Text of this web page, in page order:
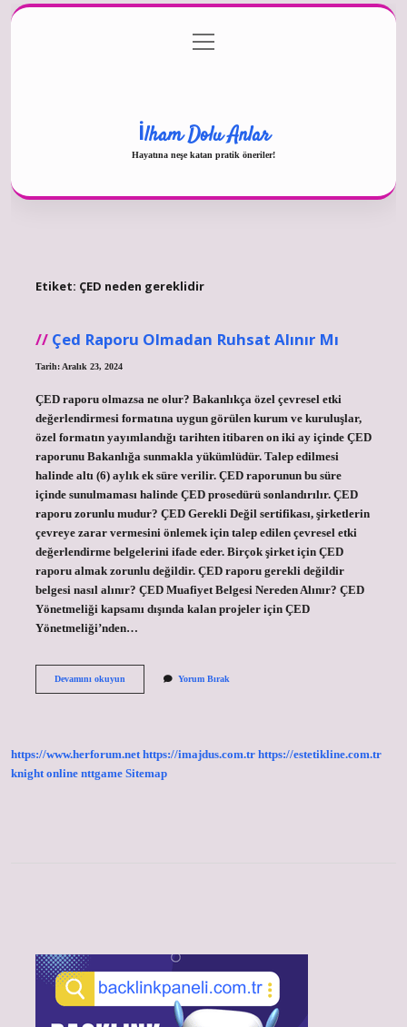
Gizlilik Politikası
menüyü
aç
İlham Dolu Anlar
Hayatına neşe katan pratik öneriler!
Etiket: ÇED neden gereklidir
Çed Raporu Olmadan Ruhsat Alınır Mı
Tarih: Aralık 23, 2024
ÇED raporu olmazsa ne olur? Bakanlıkça özel çevresel etki
değerlendirmesi formatına uygun görülen kurum ve kuruluşlar,
özel formatın yayımlandığı tarihten itibaren on iki ay içinde ÇED
raporunu Bakanlığa sunmakla yükümlüdür. Talep edilmesi
halinde altı (6) aylık ek süre verilir. ÇED raporunun bu süre
içinde sunulmaması halinde ÇED prosedürü sonlandırılır. ÇED
raporu zorunlu mudur? ÇED Gerekli Değil sertifikası, şirketlerin
çevreye zarar vermesini önlemek için talep edilen çevresel etki
değerlendirme belgelerini ifade eder. Birçok şirket için ÇED
raporu almak zorunlu değildir. ÇED raporu gerekli değildir
belgesi nasıl alınır? ÇED Muafiyet Belgesi Nereden Alınır? ÇED
Yönetmeliği kapsamı dışında kalan projeler için ÇED
Yönetmeliği’nden…
Devamını okuyunÇed
Yorum Bırak
https://www.herforum.net https://imajdus.com.tr https://estetikline.com.tr
knight online nttgame Sitemap